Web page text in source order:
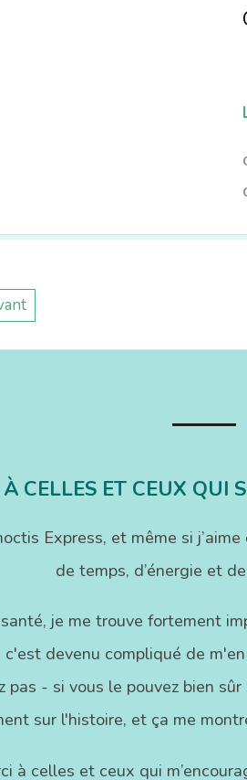
CELLES ET CEUX QUI
Express, et même si
de temps, d’énergie et
je me trouve fortement
c'est devenu compliqué de
pas - si vous le pouvez bien
sur l'histoire, et ça me
à celles et ceux qui